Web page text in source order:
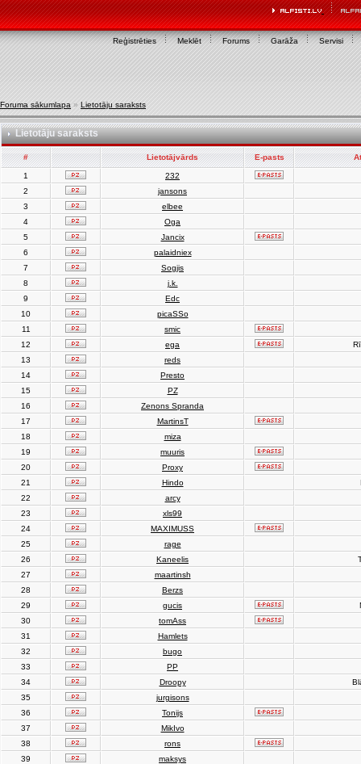
Reģistrēties Meklēt Forums Garāža Servisi
Foruma sākumlapa » Lietotāju saraksts
Lietotāju saraksts
# Lietotājvārds E-pasts
1
232
2
jansons
3
elbee
4
Oga
5
Jancix
6
palaidniex
7
Sogjis
8
j.k.
9
Edc
10
picaSSo
11
smic
12
ega
13
reds
14
Presto
15
PZ
16
Zenons Spranda
17
MartinsT
18
miza
19
muuris
20
Proxy
21
Hindo
22
arcy
23
xls99
24
MAXIMUSS
25
rage
26
Kaneelis
27
maartinsh
28
Berzs
29
gucis
30
tomAss
31
Hamlets
32
bugo
33
PP
34
Droopy
35
jurgisons
36
Tonijs
37
MikIvo
38
rons
39
maksys